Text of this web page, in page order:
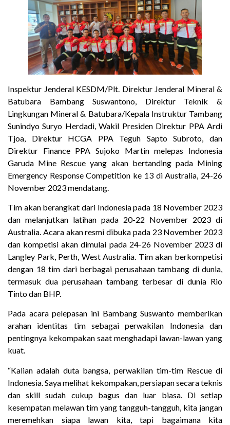
Inspektur Jenderal KESDM/Plt. Direktur Jenderal Mineral &
Batubara Bambang Suswantono, Direktur Teknik &
Lingkungan Mineral & Batubara/Kepala Instruktur Tambang
Sunindyo Suryo Herdadi, Wakil Presiden Direktur PPA Ardi
Tjoa, Direktur HCGA PPA Teguh Sapto Subroto, dan
Direktur Finance PPA Sujoko Martin melepas Indonesia
Garuda Mine Rescue yang akan bertanding pada Mining
Emergency Response Competition ke 13 di Australia, 24-26
November 2023 mendatang.
Tim akan berangkat dari Indonesia pada 18 November 2023
dan melanjutkan latihan pada 20-22 November 2023 di
Australia. Acara akan resmi dibuka pada 23 November 2023
dan kompetisi akan dimulai pada 24-26 November 2023 di
Langley Park, Perth, West Australia. Tim akan berkompetisi
dengan 18 tim dari berbagai perusahaan tambang di dunia,
termasuk dua perusahaan tambang terbesar di dunia Rio
Tinto dan BHP.
Pada acara pelepasan ini Bambang Suswanto memberikan
arahan identitas tim sebagai perwakilan Indonesia dan
pentingnya kekompakan saat menghadapi lawan-lawan yang
kuat.
“Kalian adalah duta bangsa, perwakilan tim-tim Rescue di
Indonesia. Saya melihat kekompakan, persiapan secara teknis
dan skill sudah cukup bagus dan luar biasa. Di setiap
kesempatan melawan tim yang tangguh-tangguh, kita jangan
meremehkan siapa lawan kita, tapi bagaimana kita